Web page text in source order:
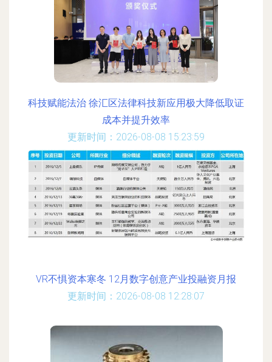
科技赋能法治 徐汇区法律科技新应用极大降低取证
成本并提升效率
更新时间：2026-08-08 15:23:59
VR不惧资本寒冬 12月数字创意产业投融资月报
更新时间：2026-08-08 12:28:07